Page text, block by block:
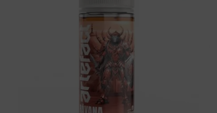
Arômes : fraise, framboise, mûre, fraicheur.
E-liquide Artefact par LIPS. Disponible en